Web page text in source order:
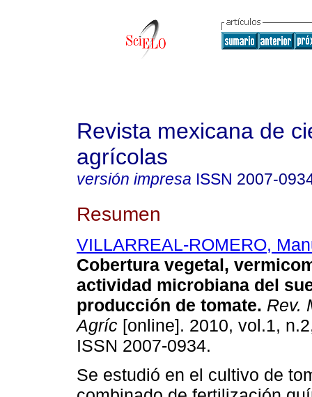
Revista mexicana de
agrícolas
versión impresa ISSN 2007-
Resumen
VILLARREAL-ROMERO,
Cobertura vegetal,
actividad microbiana del
producción de tomate. Rev.
Agríc [online]. 2010, vol.1,
ISSN 2007-0934.
Se estudió en el cultivo de